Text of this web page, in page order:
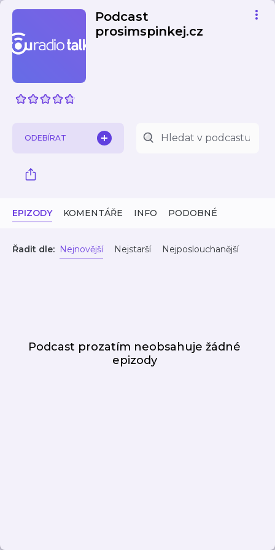
Podcast
prosimspinkej.cz
ODEBÍRAT
EPIZODY KOMENTÁŘE INFO PODOBNÉ
Řadit dle: Nejnovější Nejstarší Nejposlouchanější
Podcast prozatím neobsahuje žádné
epizody